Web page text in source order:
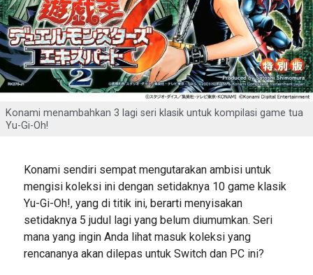
Konami menambahkan 3 lagi seri klasik untuk kompilasi game tua
Yu-Gi-Oh!
Konami sendiri sempat mengutarakan ambisi untuk
mengisi koleksi ini dengan setidaknya 10 game klasik
Yu-Gi-Oh!, yang di titik ini, berarti menyisakan
setidaknya 5 judul lagi yang belum diumumkan. Seri
mana yang ingin Anda lihat masuk koleksi yang
rencananya akan dilepas untuk Switch dan PC ini?